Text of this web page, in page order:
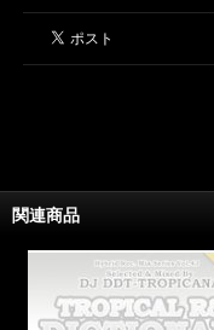
関連商品